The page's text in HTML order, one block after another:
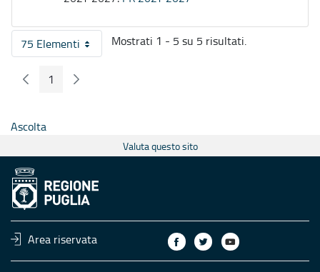
75 ElementiPer pagina
Mostrati 1 - 5 su 5 risultati.
Pagina Precedente
Pagina
1 Pagina Seguente
Ascolta
Valuta questo sito
Area riservata